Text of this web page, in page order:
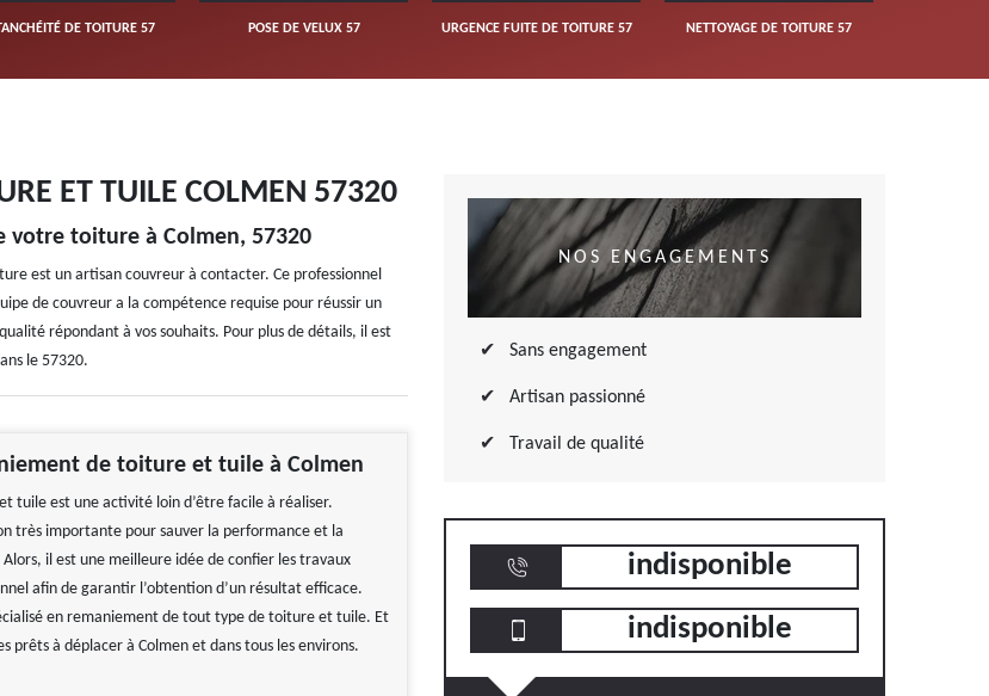
DE TOITURE 57 POSE DE VELUX 57 URGENCE FUITE DE TOITURE 57 NETTOYAGE DE TOITURE 57
ET TUILE COLMEN 57320
votre toiture à Colmen, 57320
est un artisan couvreur à contacter. Ce professionnel
de couvreur a la compétence requise pour réussir un
répondant à vos souhaits. Pour plus de détails, il est
le 57320.
de toiture et tuile à Colmen
tuile est une activité loin d’être facile à réaliser.
très importante pour sauver la performance et la
il est une meilleure idée de confier les travaux
afin de garantir l’obtention d’un résultat efficace.
en remaniement de tout type de toiture et tuile. Et
prêts à déplacer à Colmen et dans tous les environs.
NOS ENGAGEMENTS
Sans engagement
Artisan passionné
Travail de qualité
indisponible
indisponible